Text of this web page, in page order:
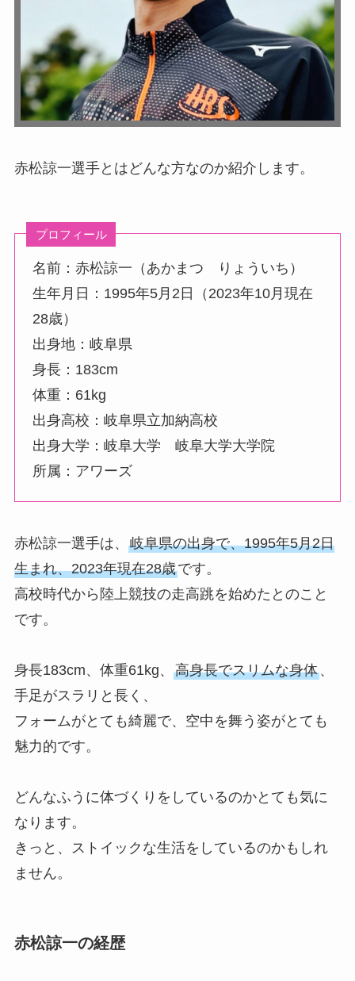
赤松諒一選手とはどんな方なのか紹介します。
プロフィール
名前：赤松諒一（あかまつ りょういち）
生年月日：1995年5月2日（2023年10月現在
28歳）
出身地：岐阜県
身長：183cm
体重：61kg
出身高校：岐阜県立加納高校
出身大学：岐阜大学 岐阜大学大学院
所属：アワーズ
赤松諒一選手は、 岐阜県の出身で、1995年5月2日
生まれ、2023年現在28歳です。
高校時代から陸上競技の走高跳を始めたとのこと
です。
身長183cm、体重61kg、 高身長でスリムな身体、
手足がスラリと長く、
フォームがとても綺麗で、空中を舞う姿がとても
魅力的です。
どんなふうに体づくりをしているのかとても気に
なります。
きっと、ストイックな生活をしているのかもしれ
ません。
赤松諒一の経歴